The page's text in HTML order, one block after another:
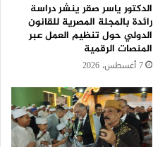
الدكتور ياسر صقر ينشر دراسة
رائدة بالمجلة المصرية للقانون
الدولي حول تنظيم العمل عبر
المنصات الرقمية
7 أغسطس، 2026